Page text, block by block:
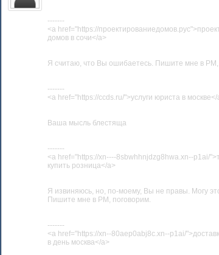
-------
<a href="https://
домов в сочи</a>
Я считаю, что Вы ошибаетесь. Пишите мне в PM,
-------
<a href="https://ccds.ru/">услуги юриста в москве</
Ваша мысль блестяща
-------
<a href="https://xn----8sbwhhnjdzg8hwa.xn--p1ai/
купить розница</a>
Я извиняюсь, но, по-моему, Вы не правы. Могу
Пишите мне в PM, поговорим.
-------
<a href="https://xn--80aep0abj8c.xn--p1ai/
в день москва</a>